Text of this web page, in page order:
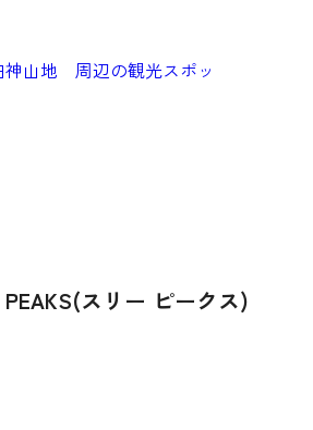
PEAKS(スリー ピークス)